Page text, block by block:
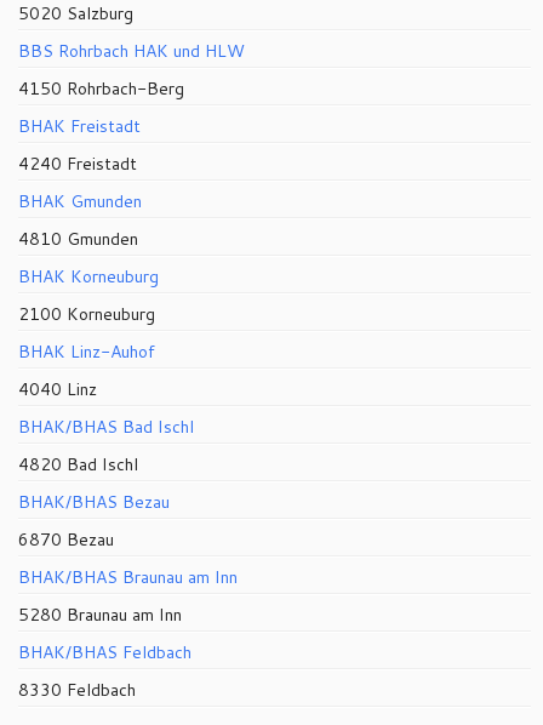
5020 Salzburg
BBS Rohrbach HAK und HLW
4150 Rohrbach-Berg
BHAK Freistadt
4240 Freistadt
BHAK Gmunden
4810 Gmunden
BHAK Korneuburg
2100 Korneuburg
BHAK Linz-Auhof
4040 Linz
BHAK/BHAS Bad Ischl
4820 Bad Ischl
BHAK/BHAS Bezau
6870 Bezau
BHAK/BHAS Braunau am Inn
5280 Braunau am Inn
BHAK/BHAS Feldbach
8330 Feldbach